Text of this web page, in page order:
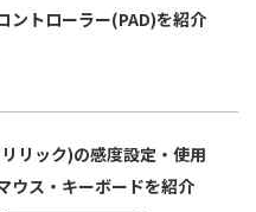
ントローラー(PAD)を紹介
リック)の感度設定・使用
ウス・キーボードを紹介